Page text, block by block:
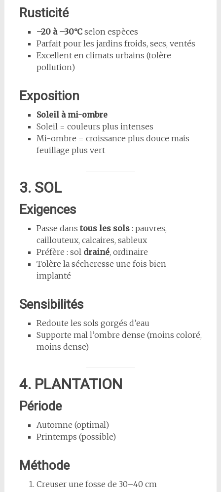
Rusticité
–20 à –30°Cselon espèces
Parfait pour les jardins froids, secs, ventés
Excellent en climats urbains (tolère
pollution)
Exposition
Soleil à mi-ombre
Soleil = couleurs plus intenses
Mi-ombre = croissance plus douce mais
feuillage plus vert
3. SOL
Exigences
Passe danstous les sols: pauvres,
caillouteux, calcaires, sableux
Préfère : sol drainé, ordinaire
Tolère la sécheresse une fois bien
implanté
Sensibilités
Redoute les sols gorgés d’eau
Supporte mal l’ombre dense (moins coloré,
moins dense)
4. PLANTATION
Période
Automne (optimal)
Printemps (possible)
Méthode
Creuser une fosse de 30–40 cm